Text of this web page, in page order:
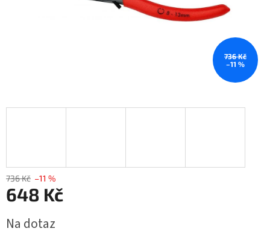
736 Kč
–11 %
736 Kč –11 %
648 Kč
cena:
Na dotaz